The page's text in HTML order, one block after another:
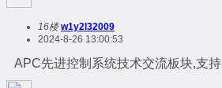
16楼 w1y2l32009
2024-8-26 13:00:53
APC先进控制系统技术交流板块,支持